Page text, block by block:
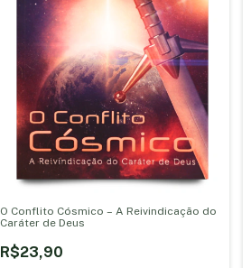
O Conflito Cósmico – A Reivindicação do
Caráter de Deus
R$23,90